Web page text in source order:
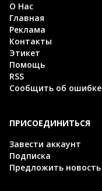
О Нас
Главная
Реклама
Контакты
Этикет
Помощь
RSS
Сообщить об ошибке
ПРИСОЕДИНИТЬСЯ
Завести аккаунт
Подписка
Предложить новость